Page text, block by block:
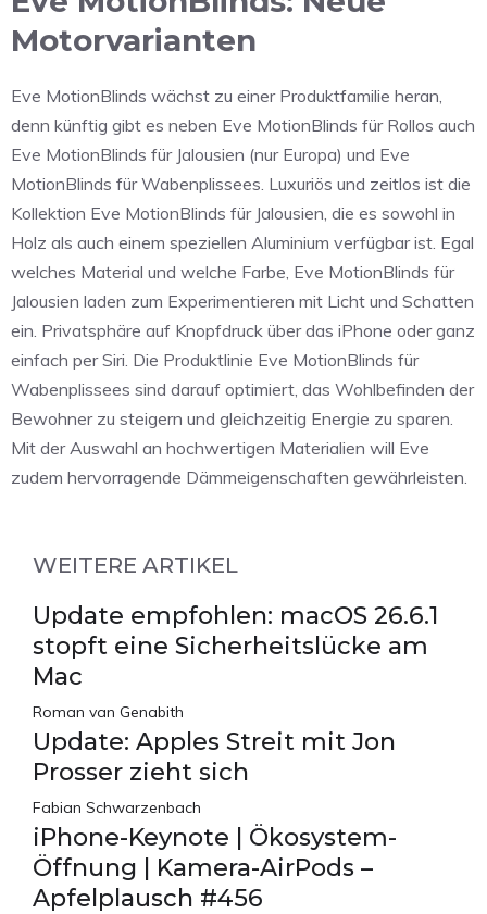
Motorvarianten
Eve MotionBlinds wächst zu einer Produktfamilie heran,
denn künftig gibt es neben Eve MotionBlinds für Rollos auch
Eve MotionBlinds für Jalousien (nur Europa) und Eve
MotionBlinds für Wabenplissees. Luxuriös und zeitlos ist die
Kollektion Eve MotionBlinds für Jalousien, die es sowohl in
Holz als auch einem speziellen Aluminium verfügbar ist. Egal
welches Material und welche Farbe, Eve MotionBlinds für
Jalousien laden zum Experimentieren mit Licht und Schatten
ein. Privatsphäre auf Knopfdruck über das iPhone oder ganz
einfach per Siri. Die Produktlinie Eve MotionBlinds für
Wabenplissees sind darauf optimiert, das Wohlbefinden der
Bewohner zu steigern und gleichzeitig Energie zu sparen.
Mit der Auswahl an hochwertigen Materialien will Eve
zudem hervorragende Dämmeigenschaften gewährleisten.
WEITERE ARTIKEL
Update empfohlen: macOS 26.6.1
stopft eine Sicherheitslücke am
Mac
Roman van Genabith
Update: Apples Streit mit Jon
Prosser zieht sich
Fabian Schwarzenbach
iPhone-Keynote | Ökosystem-
Öffnung | Kamera-AirPods –
Apfelplausch #456